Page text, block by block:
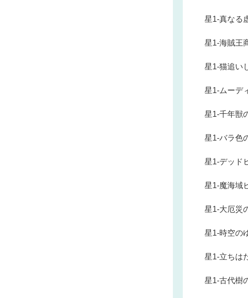
星1-真なる
星1-海賊王
星1-猫追い
星1-ムーデ
星1-千年獣
星1-バラ色
星1-デッド
星1-魔海域
星1-大厄災
星1-時空の
星1-立ちは
星1-古代樹